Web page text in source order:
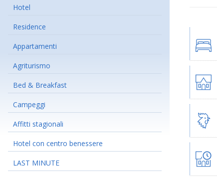
Hotel
Residence
Appartamenti
Agriturismo
Bed & Breakfast
Campeggi
Affitti stagionali
Hotel con centro benessere
LAST MINUTE